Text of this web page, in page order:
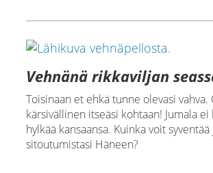
Vehnänä rikkaviljan
Toisinaan et ehkä tunne olevasi vahva.
kärsivällinen itseäsi kohtaan! Jumala ei
hylkää kansaansa. Kuinka voit syventää
sitoutumistasi Häneen?